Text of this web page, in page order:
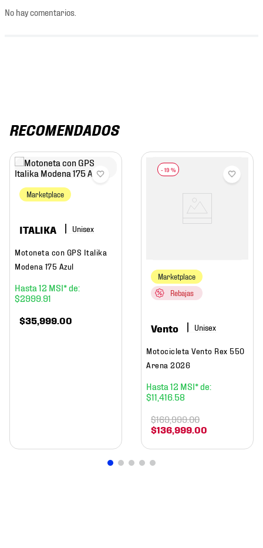
No hay comentarios.
RECOMENDADOS
Marketplace
ITALIKA
Motoneta con GPS Italika
Modena 175 Azul
12
$2999 91
$35,999.00
- 19 %
Marketplace
Rebajas
Vento
Motocicleta Vento Rex 550
Arena 2026
12
$11 416 58
$136,999.00
$169,999.00